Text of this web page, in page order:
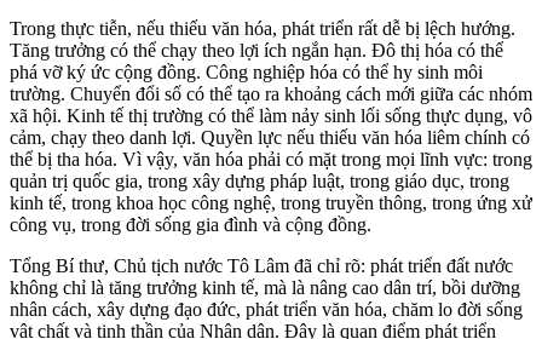
Trong thực tiễn, nếu thiếu văn hóa, phát triển rất dễ bị lệch hướng.
Tăng trưởng có thể chạy theo lợi ích ngắn hạn. Đô thị hóa có thể
phá vỡ ký ức cộng đồng. Công nghiệp hóa có thể hy sinh môi
trường. Chuyển đổi số có thể tạo ra khoảng cách mới giữa các nhóm
xã hội. Kinh tế thị trường có thể làm nảy sinh lối sống thực dụng, vô
cảm, chạy theo danh lợi. Quyền lực nếu thiếu văn hóa liêm chính có
thể bị tha hóa. Vì vậy, văn hóa phải có mặt trong mọi lĩnh vực: trong
quản trị quốc gia, trong xây dựng pháp luật, trong giáo dục, trong
kinh tế, trong khoa học công nghệ, trong truyền thông, trong ứng xử
công vụ, trong đời sống gia đình và cộng đồng.
Tổng Bí thư, Chủ tịch nước Tô Lâm đã chỉ rõ: phát triển đất nước
không chỉ là tăng trưởng kinh tế, mà là nâng cao dân trí, bồi dưỡng
nhân cách, xây dựng đạo đức, phát triển văn hóa, chăm lo đời sống
vật chất và tinh thần của Nhân dân. Đây là quan điểm phát triển